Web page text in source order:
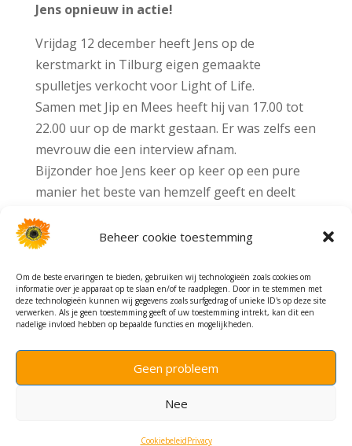
Beheer cookie toestemming
Om de beste ervaringen te bieden, gebruiken wij technologieën zoals cookies om
informatie over je apparaat op te slaan en/of te raadplegen. Door in te stemmen met
deze technologieën kunnen wij gegevens zoals surfgedrag of unieke ID's op deze site
verwerken. Als je geen toestemming geeft of uw toestemming intrekt, kan dit een
nadelige invloed hebben op bepaalde functies en mogelijkheden.
Geen probleem
Nee
CookiebeleidPrivacy
Jens opnieuw in actie!
Vrijdag 12 december heeft Jens op de
kerstmarkt in Tilburg eigen gemaakte
spulletjes verkocht voor Light of Life.
Samen met Jip en Mees heeft hij van 17.00 tot
22.00 uur op de markt gestaan. Er was zelfs een
mevrouw die een interview afnam.
Bijzonder hoe Jens keer op keer op een pure
manier het beste van hemzelf geeft en deelt
kerstgedachte op een prachtige manier vorm.
(c) Stichting Light of Life - website bewerking HBidee!